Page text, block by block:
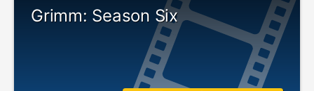
Grimm: Season Six